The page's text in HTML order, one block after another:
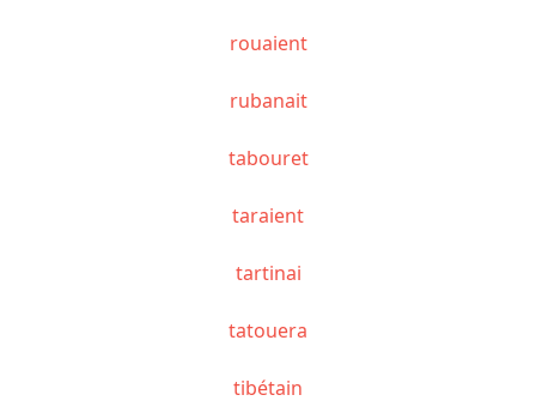
rouaient
rubanait
tabouret
taraient
tartinai
tatouera
tibétain